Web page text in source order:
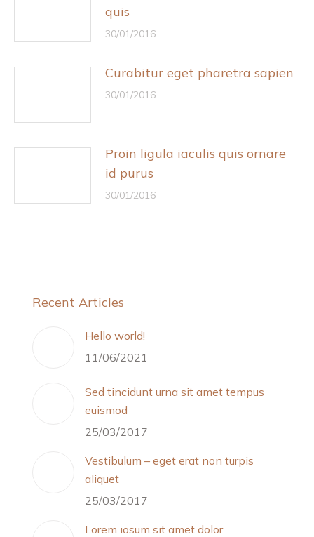
quis
30/01/2016
Curabitur eget pharetra sapien
30/01/2016
Proin ligula iaculis quis ornare
id purus
30/01/2016
Recent Articles
Hello world!
11/06/2021
Sed tincidunt urna sit amet tempus
euismod
25/03/2017
Vestibulum – eget erat non turpis
aliquet
25/03/2017
Lorem iosum sit amet dolor